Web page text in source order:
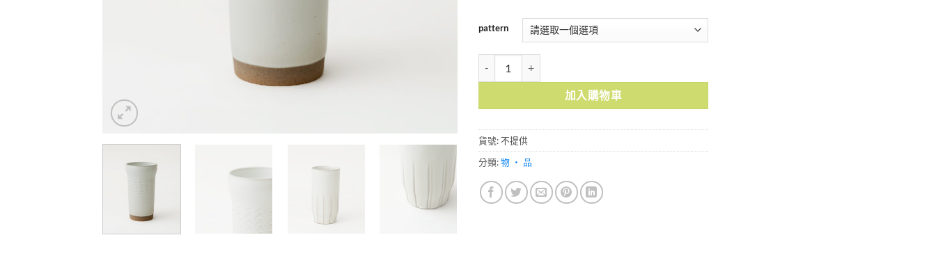
pattern
加入購物車
貨號:不提供
分類:物 ・ 品